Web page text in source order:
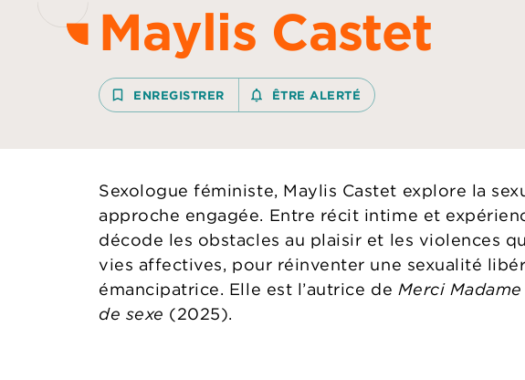
Maylis Castet
bookmark_border ENREGISTRER notifications_none_outlined
ÊTRE ALERTÉ
Sexologue féministe, Maylis Castet explore la
approche engagée. Entre récit intime et
décode les obstacles au plaisir et les violences
vies affectives, pour réinventer une sexualité
émancipatrice. Elle est l’autrice de Merci Madame
de sexe (2025).